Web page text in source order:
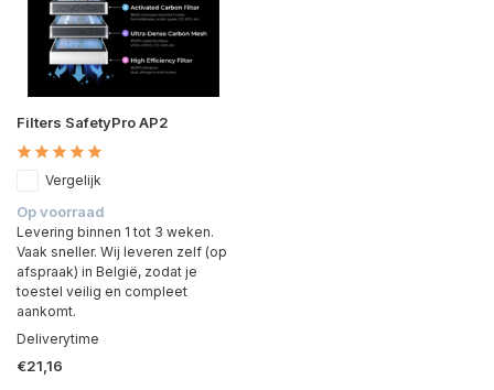
Filters SafetyPro AP2
Vergelijk
Op voorraad
Levering binnen 1 tot 3 weken.
Vaak sneller. Wij leveren zelf (op
afspraak) in België, zodat je
toestel veilig en compleet
aankomt.
Deliverytime
€21,16